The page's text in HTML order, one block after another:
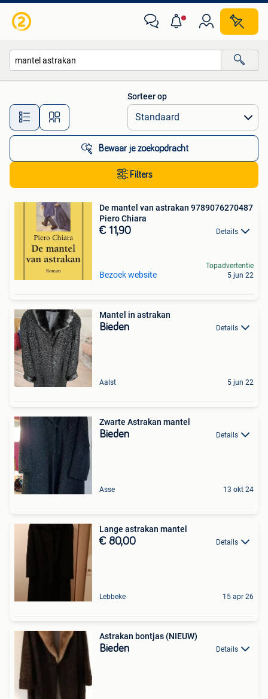
Alle afstanden…
Sorteer op
Bewaar je zoekopdracht
Filters
De mantel van astrakan 9789076270487
Piero Chiara
€ 11,90 Details
Bezoek website
Topadvertentie
5 jun 22
Mantel in astrakan
Bieden Details
Aalst 5 jun 22
Zwarte Astrakan mantel
Bieden Details
Asse 13 okt 24
Lange astrakan mantel
€ 80,00 Details
Lebbeke 15 apr 26
Astrakan bontjas (NIEUW)
Bieden Details